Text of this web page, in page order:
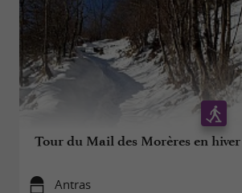
Tour du Mail des Morères en hiver
Antras